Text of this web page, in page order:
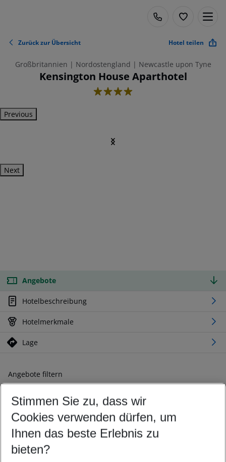
Zurück zur Übersicht Hotel teilen
Großbritannien | Nordostengland | Newcastle upon Tyne
Kensington House Aparthotel
4
Previous
Next
Angebote
Hotelbeschreibung
Hotelmerkmale
Lage
Angebote filtern
Ändern Sie Ihre Kriterien nach Ihren Wünschen
Abflughafen wählen
Beliebiger Abflughafen
Reisezeitraum wählen
08.08.26– 06.08.27 5-8 Nächte
Stimmen Sie zu, dass wir
Cookies verwenden dürfen, um
Ihnen das beste Erlebnis zu
bieten?